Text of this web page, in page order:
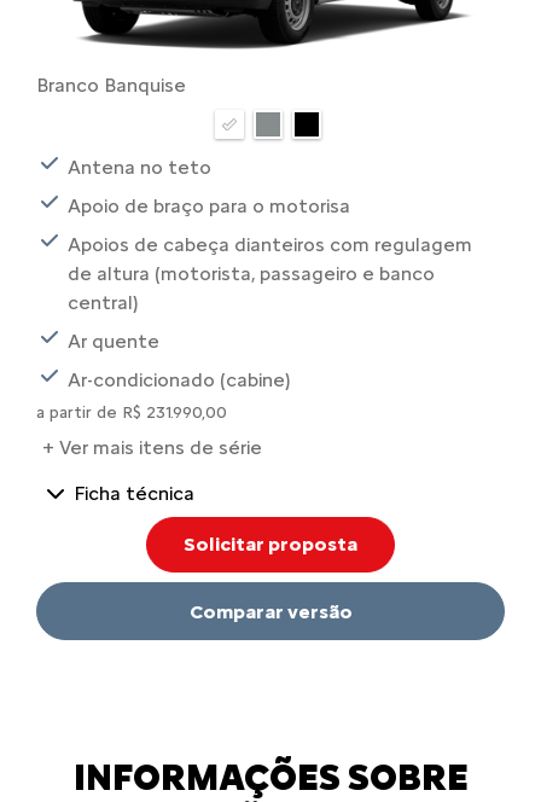
Branco Banquise
Antena no teto
Apoio de braço para o motorisa
Apoios de cabeça dianteiros com regulagem
de altura (motorista, passageiro e banco
central)
Ar quente
Ar-condicionado (cabine)
a partir de R$ 231.990,00
+ Ver mais itens de série
Ficha técnica
Solicitar proposta
Comparar versão
INFORMAÇÕES SOBRE